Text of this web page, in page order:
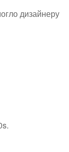
дизайнеру